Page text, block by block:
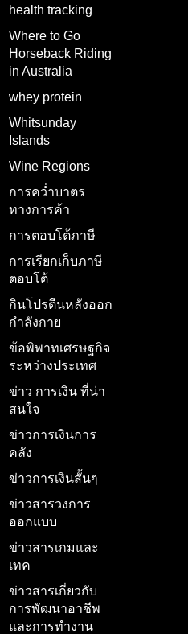
health tracking
Where to Go
Horseback Riding
in Australia
whey protein
Whitsunday
Islands
Wine Regions
การคว่ำบาตร
ทางการค้า
การตอบโต้ภาษี
การเรียกเก็บภาษี
ตอบโต้
กินโปรตีนหลังออก
กำลังกาย
ข้อพิพาทเศรษฐกิจ
ระหว่างประเทศ
ข่าว การเงิน ที่น่า
สนใจ
ข่าวการเงินการ
คลัง
ข่าวการเงินสั้นๆ
ข่าวสารวงการ
ออกแบบ
ข่าวสารเกมและ
เทค
ข่าวสารเกี่ยวกับ
การพัฒนาอาชีพ
และการทำงาน